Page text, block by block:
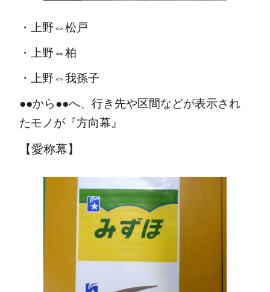
・上野⇔松戸
・上野⇔柏
・上野⇔我孫子
●●から●●へ、行き先や区間などが表示され
たモノが『方向幕』
【愛称幕】